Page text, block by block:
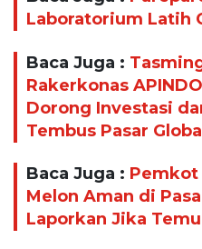
Laboratorium Latih
Baca Juga :
Rakerkonas
Dorong Investasi
Tembus Pasar Global
Baca Juga : Pemkot
Melon Aman di
Laporkan Jika